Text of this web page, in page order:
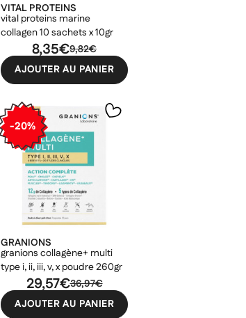
VITAL PROTEINS
vital proteins marine
collagen 10 sachets x 10gr
9,82€
8,35€
AJOUTER AU PANIER
-20%
GRANIONS
granions collagène+ multi
type i, ii, iii, v, x poudre 260gr
36,97€
29,57€
AJOUTER AU PANIER